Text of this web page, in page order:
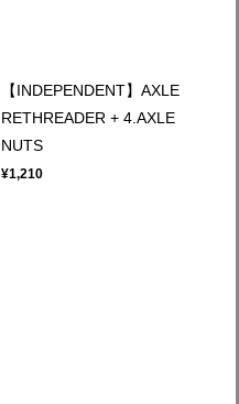
【INDEPENDENT】AXLE
RETHREADER + 4.AXLE
NUTS
¥1,210